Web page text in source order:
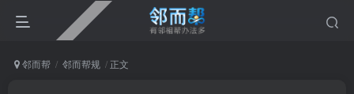
邻而帮 邻而帮规 正文